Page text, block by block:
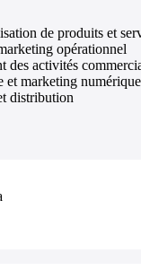
de produits et
opérationnel
des activités
et marketing numérique
distribution